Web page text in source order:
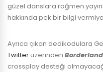
güzel danslara rağmen
hakkında pek bir bilgi
Ayrıca çıkan dedikodulara
Twitterüzerinden
crossplay desteği